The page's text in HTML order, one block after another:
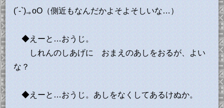
(´-`).｡oO（側近もなんだかよそよそしいな…）
◆えーと…おうじ。
しれんのしあげに おまえのあしをおるが、よい
な？
◆えーと…おうじ。あしをなくしてあるけぬか。